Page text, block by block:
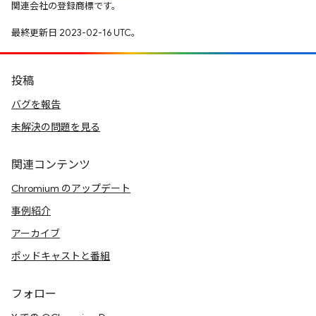
関連会社の登録商標です。
最終更新日 2023-02-16 UTC。
投稿
バグを報告
未解決の問題を見る
関連コンテンツ
Chromium のアップデート
事例紹介
アーカイブ
ポッドキャストと番組
フォロー